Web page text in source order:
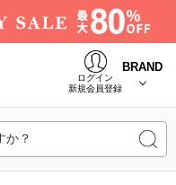
ログイン
新規会員登録
BRAND
か？